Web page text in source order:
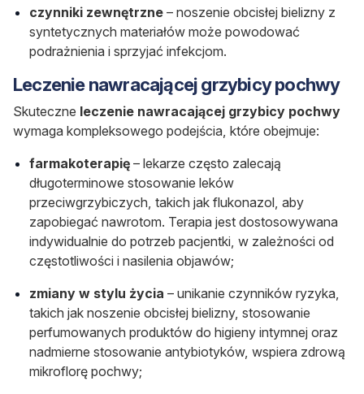
czynniki zewnętrzne – noszenie obcisłej bielizny z
syntetycznych materiałów może powodować
podrażnienia i sprzyjać infekcjom.
Leczenie nawracającej grzybicy pochwy
Skuteczne leczenie nawracającej grzybicy pochwy
wymaga kompleksowego podejścia, które obejmuje:
farmakoterapię – lekarze często zalecają
długoterminowe stosowanie leków
przeciwgrzybiczych, takich jak flukonazol, aby
zapobiegać nawrotom. Terapia jest dostosowywana
indywidualnie do potrzeb pacjentki, w zależności od
częstotliwości i nasilenia objawów;
zmiany w stylu życia – unikanie czynników ryzyka,
takich jak noszenie obcisłej bielizny, stosowanie
perfumowanych produktów do higieny intymnej oraz
nadmierne stosowanie antybiotyków, wspiera zdrową
mikroflorę pochwy;